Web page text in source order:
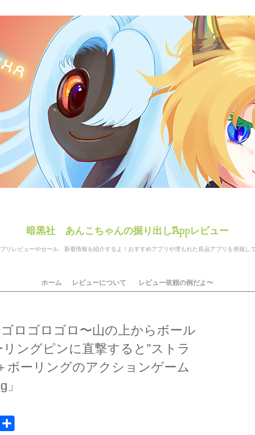
暗黒社 あんこちゃんの掘り出しAppレビュー
リレビューやセール、新着情報を紹介するよ！おすすめアプリや埋もれた良品アプリを発掘し
ホーム レビューについて レビュー依頼の例だよ〜
ロゴロゴロ〜山の上からボール
ングピンに直撃すると”ストラ
ボーリングのアクションゲーム
Email